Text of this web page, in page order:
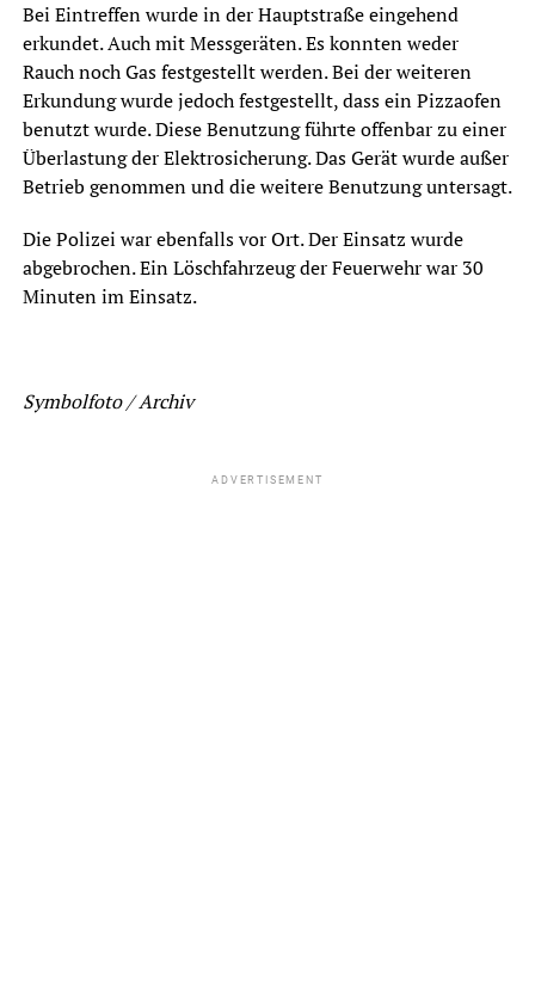
Bei Eintreffen wurde in der Hauptstraße eingehend
erkundet. Auch mit Messgeräten. Es konnten weder
Rauch noch Gas festgestellt werden. Bei der weiteren
Erkundung wurde jedoch festgestellt, dass ein Pizzaofen
benutzt wurde. Diese Benutzung führte offenbar zu einer
Überlastung der Elektrosicherung. Das Gerät wurde außer
Betrieb genommen und die weitere Benutzung untersagt.
Die Polizei war ebenfalls vor Ort. Der Einsatz wurde
abgebrochen. Ein Löschfahrzeug der Feuerwehr war 30
Minuten im Einsatz.
Symbolfoto / Archiv
ADVERTISEMENT